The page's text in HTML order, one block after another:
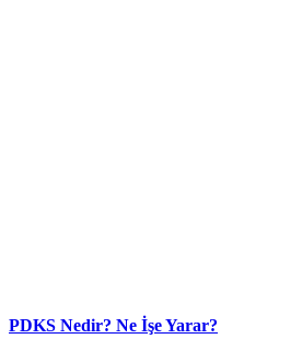
PDKS Nedir? Ne İşe Yarar?